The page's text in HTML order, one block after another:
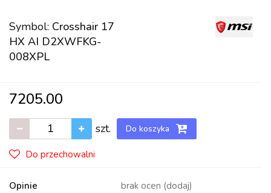
Symbol: Crosshair 17
HX AI D2XWFKG-
008XPL
7205.00
szt. Do koszyka
Do przechowalni
Opinie brak ocen (dodaj)